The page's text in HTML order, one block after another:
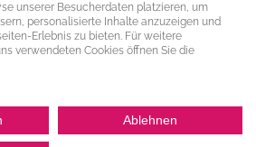
1702 kurvengängig, Werkstoff: Acetal
Materialien gemäß EG Nr.
AISI 304 Bundlänge (VPE) 3,05 m,
unserer Besucherdaten platzieren, um
personalisierte Inhalte anzuzeigen und
Erlebnis zu bieten. Für weitere
verwendeten Cookies öffnen Sie die
Ablehnen